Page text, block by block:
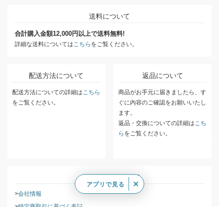
送料について
合計購入金額12,000円以上で送料無料!
詳細な送料についてはこちら をご覧ください。
配送方法について
配送方法についての詳細はこちら
をご覧ください。
返品について
商品がお手元に届きましたら、す
ぐに内容のご確認をお願いいたし
ます。
返品・交換についての詳細はこち
ら をご覧ください。
このストアについて
会社情報
アプリで見る